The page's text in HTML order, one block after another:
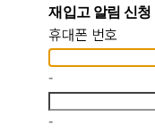
재입고 알림 신청
휴대폰 번호
-
-